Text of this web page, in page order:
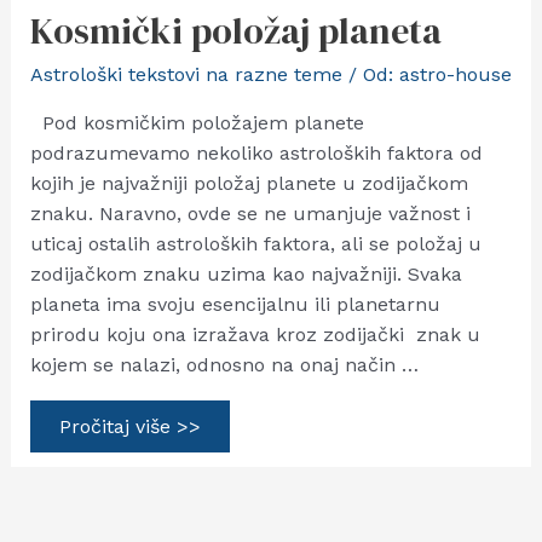
Kosmički položaj planeta
Astrološki tekstovi na razne teme / Od: astro-house
Pod kosmičkim položajem planete
podrazumevamo nekoliko astroloških faktora od
kojih je najvažniji položaj planete u zodijačkom
znaku. Naravno, ovde se ne umanjuje važnost i
uticaj ostalih astroloških faktora, ali se položaj u
zodijačkom znaku uzima kao najvažniji. Svaka
planeta ima svoju esencijalnu ili planetarnu
prirodu koju ona izražava kroz zodijački znak u
kojem se nalazi, odnosno na onaj način …
Kosmički
položaj
planeta
Pročitaj više >>